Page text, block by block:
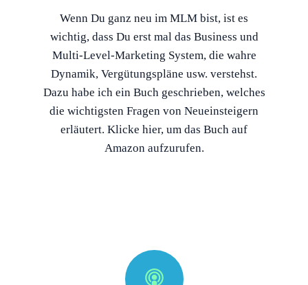
Wenn Du ganz neu im MLM bist, ist es
wichtig, dass Du erst mal das Business und
Multi-Level-Marketing System, die wahre
Dynamik, Vergütungspläne usw. verstehst.
Dazu habe ich ein Buch geschrieben, welches
die wichtigsten Fragen von Neueinsteigern
erläutert. Klicke hier, um das Buch auf
Amazon aufzurufen.